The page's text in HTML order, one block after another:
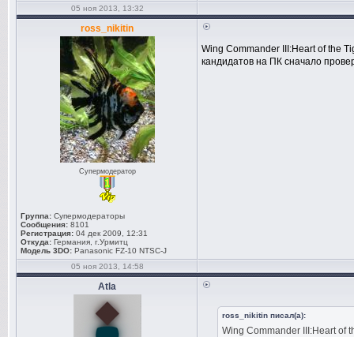
05 ноя 2013, 13:32
ross_nikitin
Супермодератор
Группа: Супермодераторы
Сообщения: 8101
Регистрация: 04 дек 2009, 12:31
Откуда: Германия, г.Урмитц
Модель 3DO: Panasonic FZ-10 NTSC-J
Wing Commander III:Heart of the
кандидатов на ПК сначало
05 ноя 2013, 14:58
Atla
ross_nikitin писал(а):
Wing Commander III:Heart of